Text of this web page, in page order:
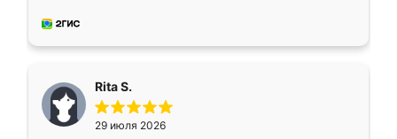
приехал замерщик, всё спокойно объяснил
и снял размеры. Изготовили в срок, с
каких-либо доработок. Качеством осталась
довольна, все выглядит так, как и ожидала.
Rita S.
29 июля 2026